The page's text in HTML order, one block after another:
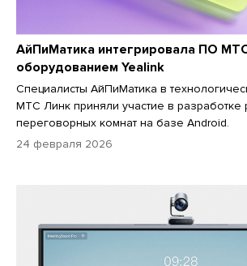
АйПиМатика интегрировала ПО
оборудованием Yealink
Специалисты АйПиМатика в
МТС Линк приняли участие в
переговорных комнат на базе Android.
24 февраля 2026